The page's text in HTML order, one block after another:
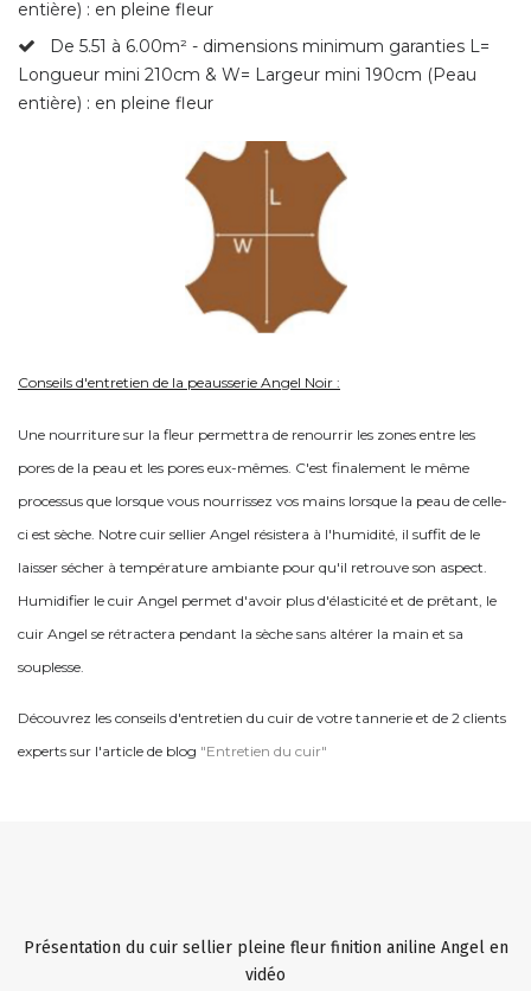
entière) : en pleine fleur
De 5.51 à 6.00m² - dimensions minimum garanties L=
Longueur mini 210cm & W= Largeur mini 190cm (Peau
entière) : en pleine fleur
Conseils d'entretien de la peausserie Angel Noir :
Une nourriture sur la fleur permettra de renourrir les zones entre les
pores de la peau et les pores eux-mêmes. C'est finalement le même
processus que lorsque vous nourrissez vos mains lorsque la peau de celle-
ci est sèche. Notre cuir sellier Angel résistera à l'humidité, il suffit de le
laisser sécher à température ambiante pour qu'il retrouve son aspect.
Humidifier le cuir Angel permet d'avoir plus d'élasticité et de prêtant, le
cuir Angel se rétractera pendant la sèche sans altérer la main et sa
souplesse.
Découvrez les conseils d'entretien du cuir de votre tannerie et de 2 clients
experts sur l'article de blog "Entretien du cuir"
Présentation du cuir sellier pleine fleur finition aniline Angel en
vidéo